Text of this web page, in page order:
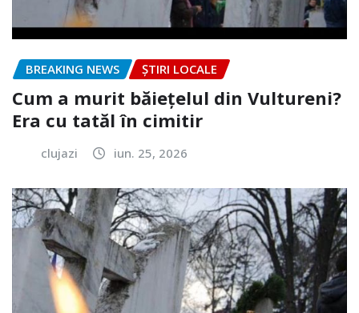
BREAKING NEWS ȘTIRI LOCALE
Cum a murit băiețelul din Vultureni?
Era cu tatăl în cimitir
clujazi iun. 25, 2026